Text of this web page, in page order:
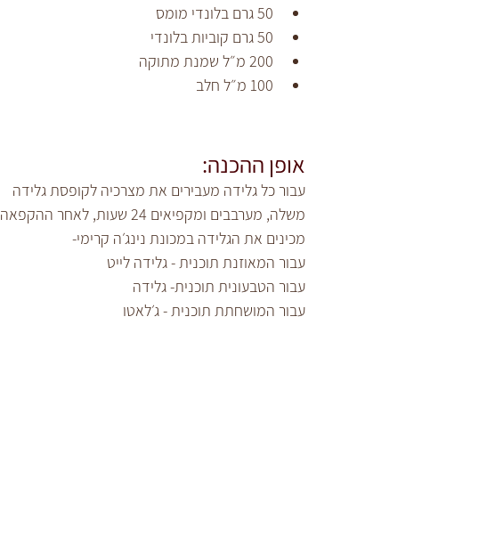
50 גרם בלונדי מומס
50 גרם קוביות בלונדי
200 מ״ל שמנת מתוקה
100 מ״ל חלב
אופן ההכנה:
עבור כל גלידה מעבירים את מצרכיה לקופסת גלידה
משלה, מערבבים ומקפיאים 24 שעות, לאחר ההקפאה
מכינים את הגלידה במכונת נינג׳ה קרימי-
עבור המאוזנת תוכנית - גלידה לייט
עבור הטבעונית תוכנית- גלידה
עבור המושחתת תוכנית - ג׳לאטו